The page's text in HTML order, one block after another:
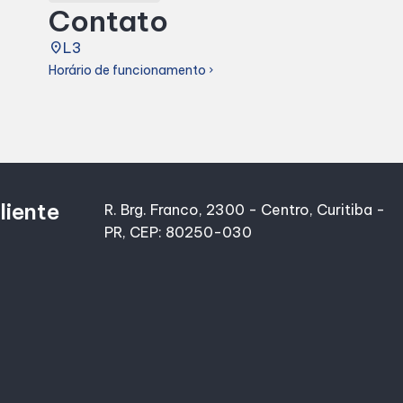
Contato
placeL3
Horário de funcionamento chevron_right
R. Brg. Franco, 2300 - Centro, Curitiba -
PR, CEP: 80250-030